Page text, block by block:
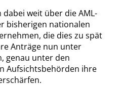
weit über die AML-
bisherigen nationalen
die dies zu spät
Anträge nun unter
genau unter den
Aufsichtsbehörden ihre